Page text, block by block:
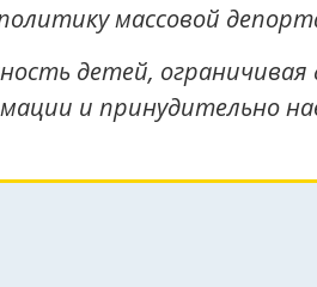
массовой
детей, ограничивая
и принудительно